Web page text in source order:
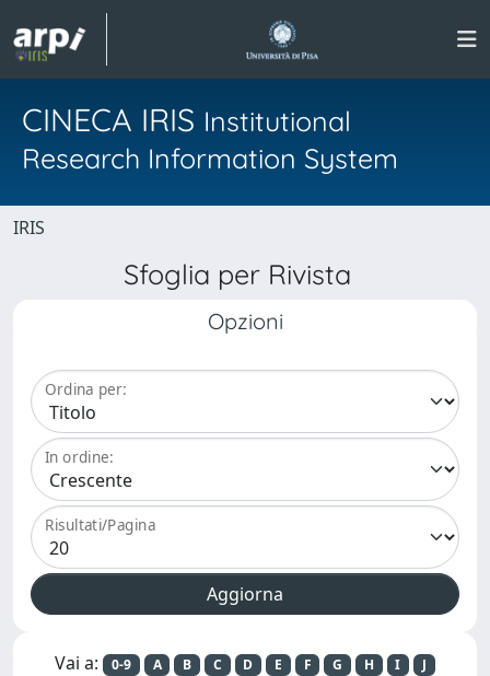
CINECA IRIS Institutional
Research Information System
IRIS
Sfoglia per Rivista
Opzioni
Ordina per:
In ordine:
Risultati/Pagina
Vai a: 0-9 A B C D E F G H I
J